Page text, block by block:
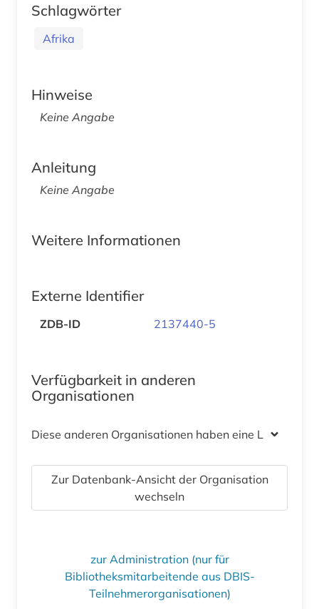
Schlagwörter
Afrika
Hinweise
Keine Angabe
Anleitung
Keine Angabe
Weitere Informationen
Externe Identifier
ZDB-ID 2137440-5
Verfügbarkeit in anderen
Organisationen
Diese anderen Organisationen haben eine Lizenz
Zur Datenbank-Ansicht der Organisation
wechseln
zur Administration (nur für
Bibliotheksmitarbeitende aus DBIS-
Teilnehmerorganisationen)